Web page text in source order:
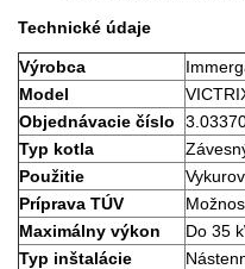
Technické údaje
Výrobca
Model
Objednávacie číslo
Typ kotla
Použitie
Príprava TÚV
Maximálny výkon
Do 35
Typ inštalácie